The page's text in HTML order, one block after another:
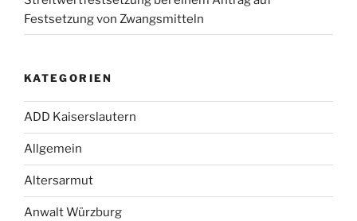
Festsetzung von Zwangsmitteln
KATEGORIEN
ADD Kaiserslautern
Allgemein
Altersarmut
Anwalt Würzburg